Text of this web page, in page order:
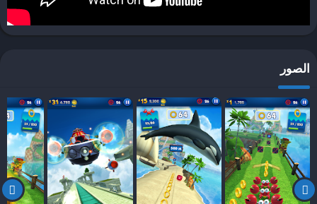
العقبات المتنوعة وجمع أكبر قدر ممكن من الحلقات.
تقدم Sonic Dash أيضًا ميزة جمع الشخصيات حيث يمكن للاعبين فتح
استخدام هذه الشخصيات يشجع على التنوع في اللعب والاستفادة من
مهاراتها الخاصة للحصول على أعلى الدرجات. تساعد هذه الفروق في
الحفاظ على تجربة اللعب طازجة ومثيرة باستمرار، مما يجعل Sonic Dash
لعبة مميزة في عالم ألعاب الركض اللانهائي.
الجرافيكس والمؤثرات الصوتية
الصور